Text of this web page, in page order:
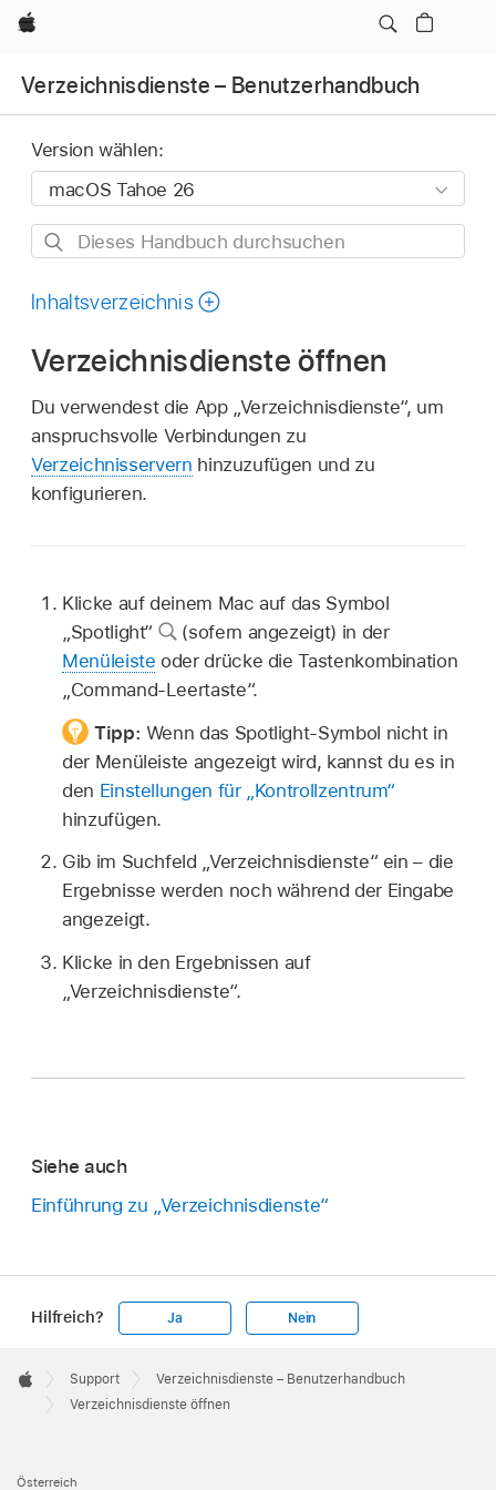
Apple
Verzeichnisdienste – Benutzerhandbuch
Version wählen:
Dieses
durchsuchen
Inhaltsverzeichnis
Verzeichnisdienste öffnen
Du verwendest die App „Verzeichnisdienste“, um
anspruchsvolle Verbindungen zu
Verzeichnisservern hinzuzufügen und zu
konfigurieren.
Klicke auf deinem Mac auf das Symbol
„Spotlight“
(sofern angezeigt) in der
Menüleiste oder drücke die Tastenkombination
„Command-Leertaste“.
Tipp: Wenn das Spotlight-Symbol nicht in
der Menüleiste angezeigt wird, kannst du es in
den Einstellungen für „Kontrollzentrum“
hinzufügen.
Gib im Suchfeld „Verzeichnisdienste“ ein – die
Ergebnisse werden noch während der Eingabe
angezeigt.
Klicke in den Ergebnissen auf
„Verzeichnisdienste“.
Siehe auch
Einführung zu „Verzeichnisdienste“
Hilfreich? Ja Nein
Footer

Apple
Support
Verzeichnisdienste – Benutzerhandbuch
Verzeichnisdienste öffnen
Österreich